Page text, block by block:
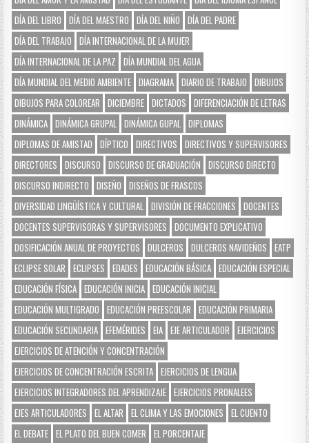
DÍA DEL LIBRO
DÍA DEL MAESTRO DÍA DEL NIÑO
DÍA DEL PADRE
DÍA DEL TRABAJO
DÍA INTERNACIONAL DE LA MUJER
DÍA INTERNACIONAL DE LA PAZ
DÍA MUNDIAL DEL AGUA
DÍA MUNDIAL DEL MEDIO AMBIENTE DIAGRAMA DIARIO DE TRABAJO
DIBUJOS
DIBUJOS PARA COLOREAR
DICIEMBRE DICTADOS
DIFERENCIACIÓN DE LETRAS
DINÁMICA DINÁMICA GRUPAL DINÁMICA GUPAL DIPLOMAS
DIPLOMAS DE AMISTAD
DÍPTICO DIRECTIVOS
DIRECTIVOS Y SUPERVISORES
DIRECTORES
DISCURSO DISCURSO DE GRADUACIÓN
DISCURSO DIRECTO
DISCURSO INDIRECTO
DISEÑO
DISEÑOS DE FRASCOS
DIVERSIDAD LINGÜÍSTICA Y CULTURAL DIVISIÓN DE FRACCIONES
DOCENTES
DOCENTES SUPERVISORAS Y SUPERVISORES
DOCUMENTO EXPLICATIVO
DOSIFICACIÓN ANUAL DE PROYECTOS
DULCEROS DULCEROS NAVIDEÑOS
EATP
ECLIPSE SOLAR
ECLIPSES EDADES EDUCACIÓN BÁSICA EDUCACIÓN ESPECIAL
EDUCACIÓN FÍSICA EDUCACIÓN INICIA EDUCACIÓN INICIAL
EDUCACIÓN MULTIGRADO
EDUCACIÓN PREESCOLAR
EDUCACIÓN PRIMARIA
EDUCACIÓN SECUNDARIA EFEMÉRIDES EIA EJE ARTICULADOR
EJERCICIOS
EJERCICIOS DE ATENCIÓN Y CONCENTRACIÓN
EJERCICIOS DE CONCENTRACIÓN ESCRITA EJERCICIOS DE LENGUA
EJERCICIOS INTEGRADORES DEL APRENDIZAJE EJERCICIOS PRONALEES
EJES ARTICULADORES
EL ALTAR EL CLIMA Y LAS EMOCIONES
EL CUENTO
EL DEBATE EL PLATO DEL BUEN COMER
EL PORCENTAJE